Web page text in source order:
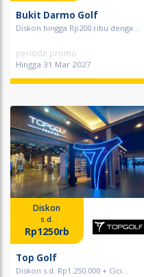
Bukit Darmo Golf
Diskon hingga Rp200 ribu denga...
periode promo
Hingga 31 Mar 2027
Diskon
s.d.
Rp1250rb
Top Golf
Diskon s.d. Rp1.250.000 + Cici...